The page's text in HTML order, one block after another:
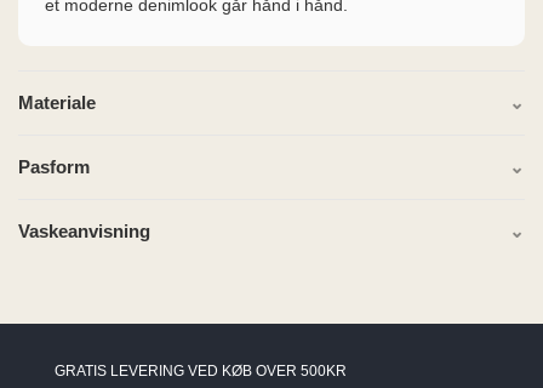
et moderne denimlook går hånd i hånd.
Materiale
Pasform
Vaskeanvisning
GRATIS LEVERING VED KØB OVER 500KR